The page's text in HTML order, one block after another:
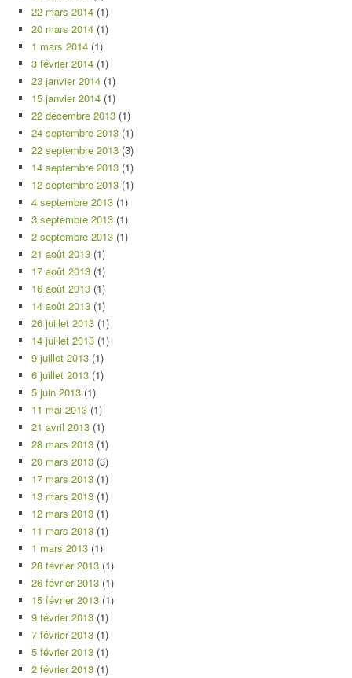
22 mars 2014 (1)
20 mars 2014 (1)
1 mars 2014 (1)
3 février 2014 (1)
23 janvier 2014 (1)
15 janvier 2014 (1)
22 décembre 2013 (1)
24 septembre 2013 (1)
22 septembre 2013 (3)
14 septembre 2013 (1)
12 septembre 2013 (1)
4 septembre 2013 (1)
3 septembre 2013 (1)
2 septembre 2013 (1)
21 août 2013 (1)
17 août 2013 (1)
16 août 2013 (1)
14 août 2013 (1)
26 juillet 2013 (1)
14 juillet 2013 (1)
9 juillet 2013 (1)
6 juillet 2013 (1)
5 juin 2013 (1)
11 mai 2013 (1)
21 avril 2013 (1)
28 mars 2013 (1)
20 mars 2013 (3)
17 mars 2013 (1)
13 mars 2013 (1)
12 mars 2013 (1)
11 mars 2013 (1)
1 mars 2013 (1)
28 février 2013 (1)
26 février 2013 (1)
15 février 2013 (1)
9 février 2013 (1)
7 février 2013 (1)
5 février 2013 (1)
2 février 2013 (1)